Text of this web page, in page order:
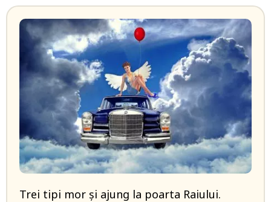
Trei tipi mor și ajung la poarta Raiului.